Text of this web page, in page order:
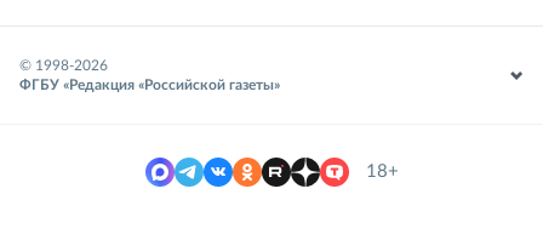
© 1998-2026
ФГБУ «Редакция «Российской газеты»
18+